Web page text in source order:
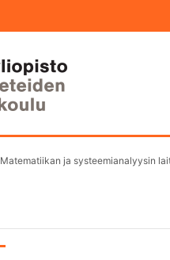
Matematiikan ja systeemianalyysin